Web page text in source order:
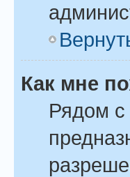
Как мне
Рядом с